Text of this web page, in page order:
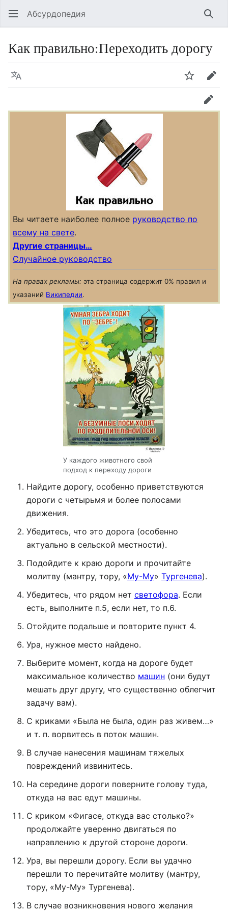
Абсурдопедия
Как правильно:Переходить дорогу
Язык
Вы читаете наиболее полное руководство по
всему на свете.
Другие страницы…
Случайное руководство
На правах рекламы: эта страница содержит 0% правил и
указаний Википедии.
У каждого животного свой
подход к переходу дороги
Найдите дорогу, особенно приветствуются
дороги с четырьмя и более полосами
движения.
Убедитесь, что это дорога (особенно
актуально в сельской местности).
Подойдите к краю дороги и прочитайте
молитву (мантру, тору, «Му-Му» Тургенева).
Убедитесь, что рядом нет светофора. Если
есть, выполните п.5, если нет, то п.6.
Отойдите подальше и повторите пункт 4.
Ура, нужное место найдено.
Выберите момент, когда на дороге будет
максимальное количество машин (они будут
мешать друг другу, что существенно облегчит
задачу вам).
С криками «Была не была, один раз живем…»
и т. п. ворвитесь в поток машин.
В случае нанесения машинам тяжелых
повреждений извинитесь.
На середине дороги поверните голову туда,
откуда на вас едут машины.
С криком «Фигасе, откуда вас столько?»
продолжайте уверенно двигаться по
направлению к другой стороне дороги.
Ура, вы перешли дорогу. Если вы удачно
перешли то перечитайте молитву (мантру,
тору, «Му-Му» Тургенева).
В случае возникновения нового желания